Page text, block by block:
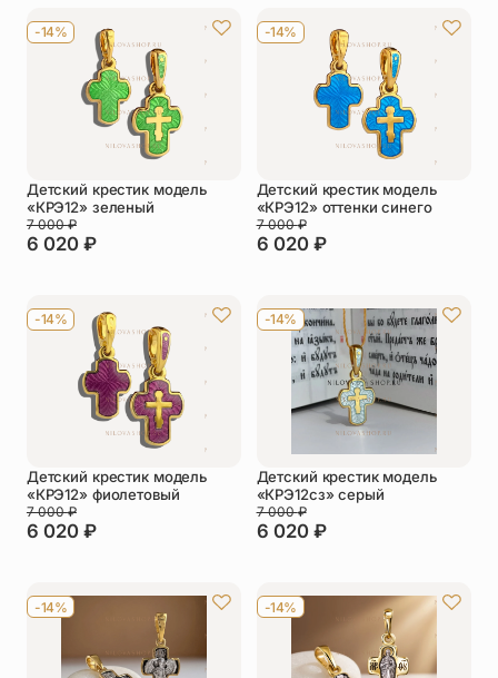
-14%
Детский крестик модель
«КРЭ12» зеленый
6 020 ₽
7 000₽
-14%
Детский крестик модель
«КРЭ12» оттенки синего
6 020 ₽
7 000₽
-14%
Детский крестик модель
«КРЭ12» фиолетовый
6 020 ₽
7 000₽
-14%
Детский крестик модель
«КРЭ12сз» серый
6 020 ₽
7 000₽
-14% -14%